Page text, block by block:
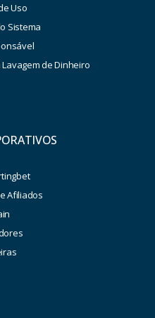
Uso
Sistema
de Dinheiro
Afiliados